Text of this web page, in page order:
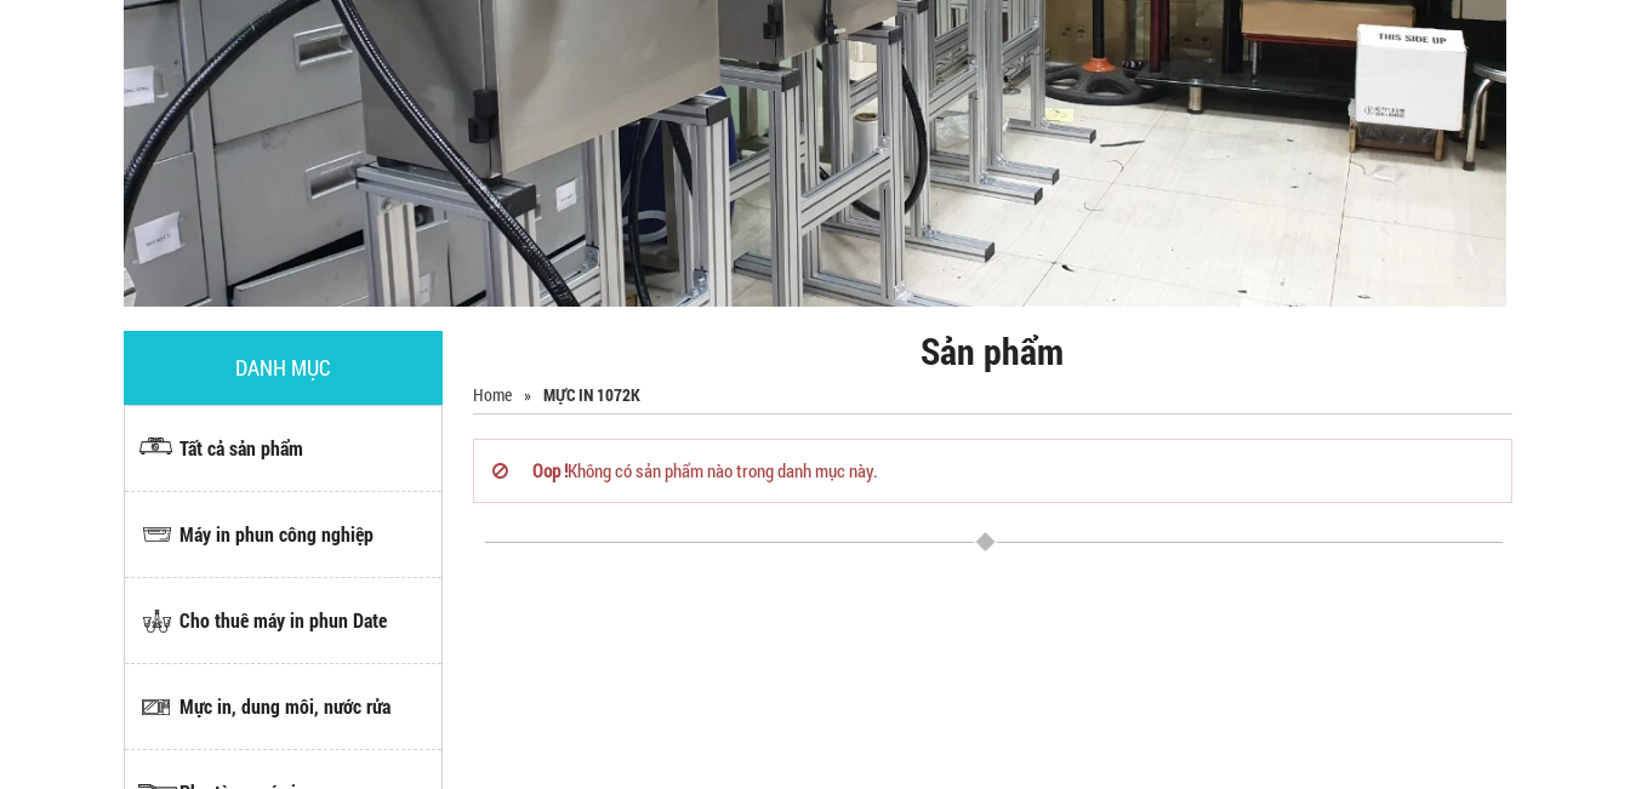
DANH MỤC
Tất cả sản phẩm
Máy in phun công nghiệp
Cho thuê máy in phun Date
Mực in, dung môi, nước rửa
Sản phẩm
Home » MỰC IN 1072K
Oop !Không có sản phẩm nào trong danh mục này.